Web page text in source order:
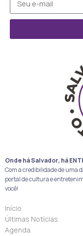
Onde há Salvador, há
Com a credibilidade de uma
portal de cultura e
você!
Início
Últimas Notícias
Agenda